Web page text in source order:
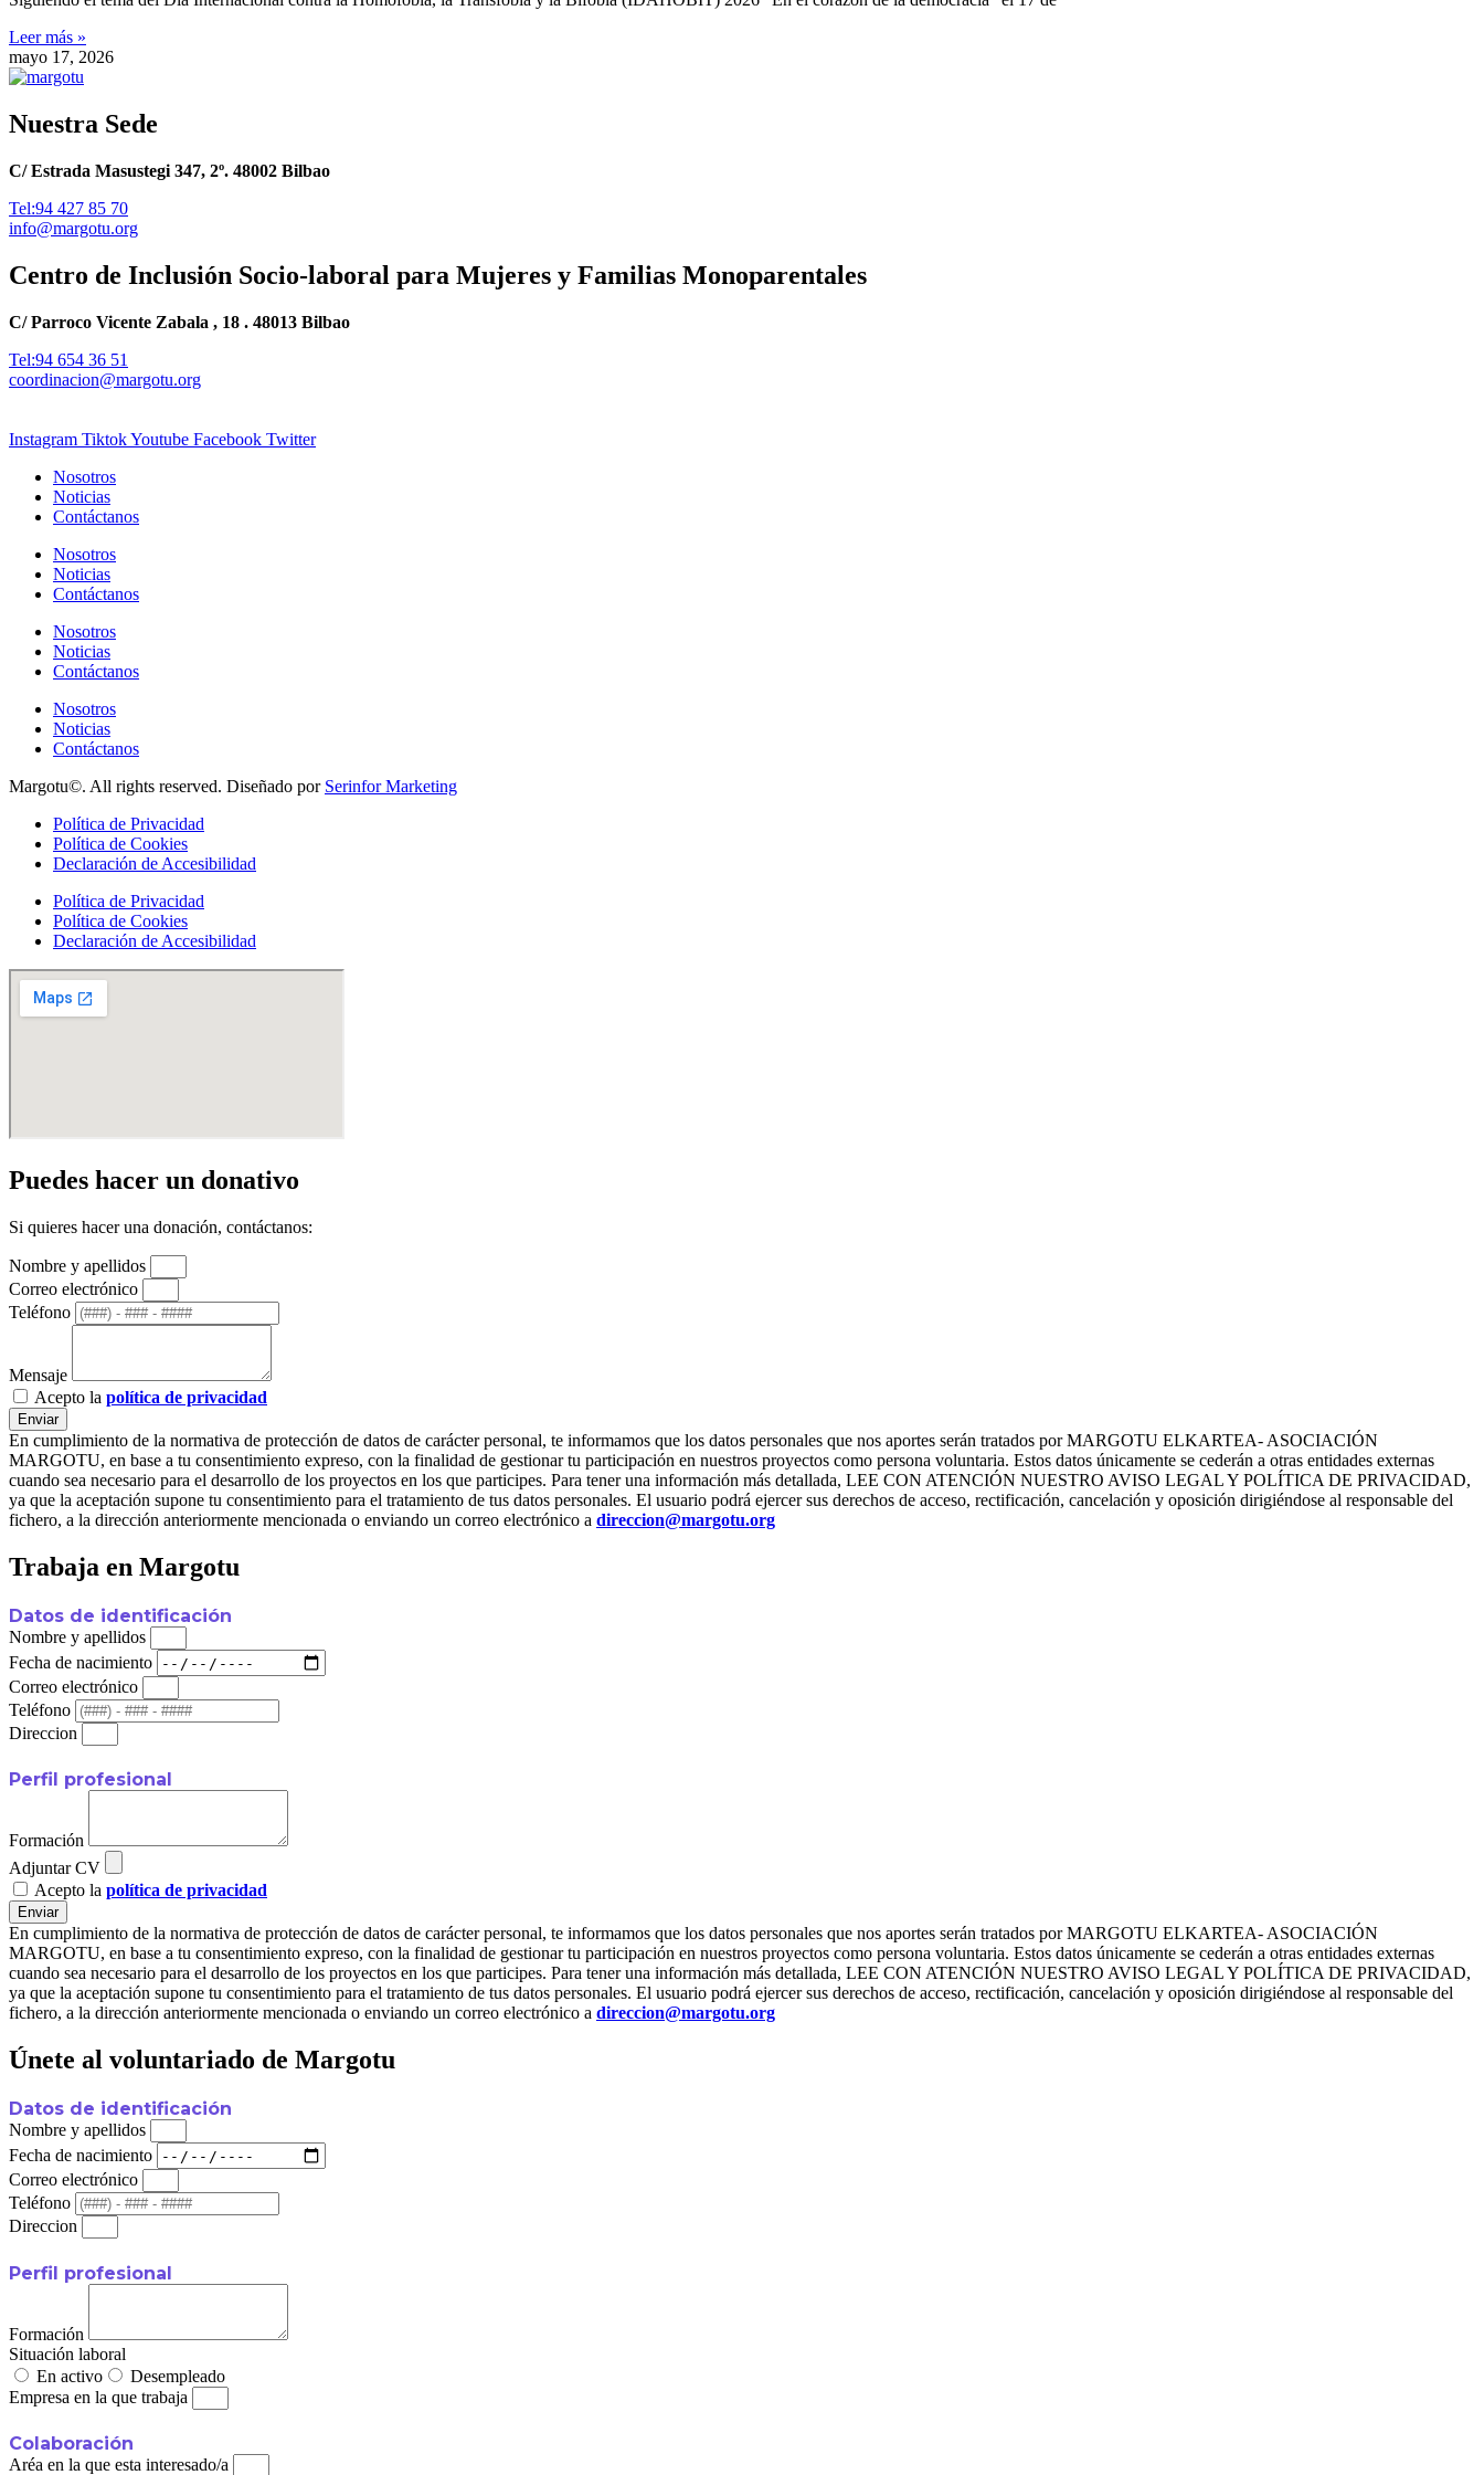
Leer más »
mayo 17, 2026
Nuestra Sede
C/ Estrada Masustegi 347, 2º. 48002 Bilbao
Tel:94 427 85 70
info@margotu.org
Centro de Inclusión Socio-laboral para Mujeres y Familias Monoparentales
C/ Parroco Vicente Zabala , 18 . 48013 Bilbao
Tel:94 654 36 51
coordinacion@margotu.org
Instagram TiktokYoutube Facebook Twitter
Nosotros
Noticias
Contáctanos
Nosotros
Noticias
Contáctanos
Nosotros
Noticias
Contáctanos
Nosotros
Noticias
Contáctanos
Margotu©. All rights reserved. Diseñado por Serinfor Marketing
Política de Privacidad
Política de Cookies
Declaración de Accesibilidad
Política de Privacidad
Política de Cookies
Declaración de Accesibilidad
Puedes hacer un donativo
Si quieres hacer una donación, contáctanos:
Nombre y apellidos
Correo electrónico
Teléfono
Mensaje
Acepto la política de privacidad
Enviar
En cumplimiento de la normativa de protección de datos de carácter personal, te informamos que los datos personales que nos aportes serán tratados por MARGOTU ELKARTEA- ASOCIACIÓN
MARGOTU, en base a tu consentimiento expreso, con la finalidad de gestionar tu participación en nuestros proyectos como persona voluntaria. Estos datos únicamente se cederán a otras entidades externas
cuando sea necesario para el desarrollo de los proyectos en los que participes. Para tener una información más detallada, LEE CON ATENCIÓN NUESTRO AVISO LEGAL Y POLÍTICA DE PRIVACIDAD,
ya que la aceptación supone tu consentimiento para el tratamiento de tus datos personales. El usuario podrá ejercer sus derechos de acceso, rectificación, cancelación y oposición dirigiéndose al responsable del
fichero, a la dirección anteriormente mencionada o enviando un correo electrónico a direccion@margotu.org
Trabaja en Margotu
Datos de identificación
Nombre y apellidos
Fecha de nacimiento
Correo electrónico
Teléfono
Direccion
Perfil profesional
Formación
Adjuntar CV
Acepto la política de privacidad
Enviar
En cumplimiento de la normativa de protección de datos de carácter personal, te informamos que los datos personales que nos aportes serán tratados por MARGOTU ELKARTEA- ASOCIACIÓN
MARGOTU, en base a tu consentimiento expreso, con la finalidad de gestionar tu participación en nuestros proyectos como persona voluntaria. Estos datos únicamente se cederán a otras entidades externas
cuando sea necesario para el desarrollo de los proyectos en los que participes. Para tener una información más detallada, LEE CON ATENCIÓN NUESTRO AVISO LEGAL Y POLÍTICA DE PRIVACIDAD,
ya que la aceptación supone tu consentimiento para el tratamiento de tus datos personales. El usuario podrá ejercer sus derechos de acceso, rectificación, cancelación y oposición dirigiéndose al responsable del
fichero, a la dirección anteriormente mencionada o enviando un correo electrónico a direccion@margotu.org
Únete al voluntariado de Margotu
Datos de identificación
Nombre y apellidos
Fecha de nacimiento
Correo electrónico
Teléfono
Direccion
Perfil profesional
Formación
Situación laboral
En activo
Desempleado
Empresa en la que trabaja
Colaboración
Aréa en la que esta interesado/a